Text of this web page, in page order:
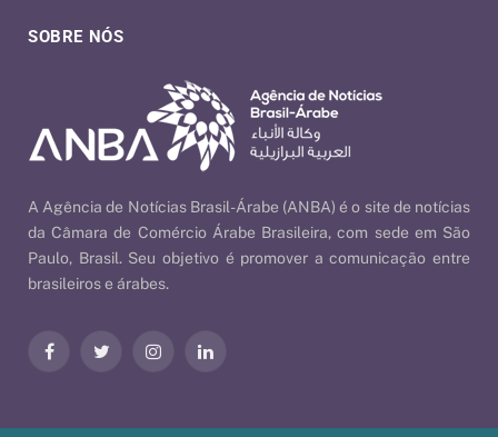
SOBRE NÓS
A Agência de Notícias Brasil-Árabe (ANBA) é o site de notícias
da Câmara de Comércio Árabe Brasileira, com sede em São
Paulo, Brasil. Seu objetivo é promover a comunicação entre
brasileiros e árabes.
FacebookTwitter InstagramLinkedIn